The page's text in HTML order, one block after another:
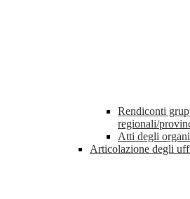
Rendiconti
regionali/
Atti degli
Articolazione degli